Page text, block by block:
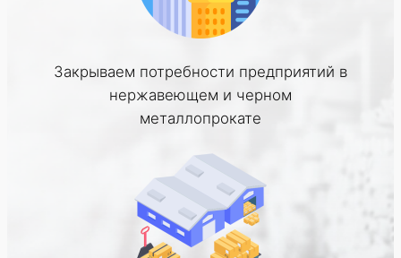
Закрываем потребности предприятий в
нержавеющем и черном
металлопрокате